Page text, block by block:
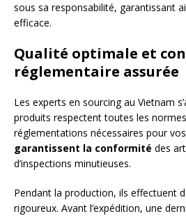
sous sa responsabilité, garantissant
efficace.
Qualité optimale et
réglementaire assurée
Les experts en sourcing au Vietnam
produits respectent toutes les
réglementations nécessaires pour
garantissent la conformité des
d’inspections minutieuses.
Pendant la production, ils effectuent
rigoureux. Avant l’expédition, une